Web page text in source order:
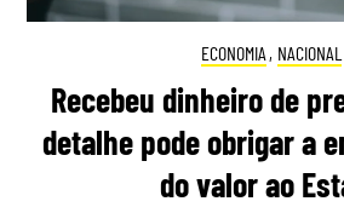
ECONOMIA , NACIONAL
Recebeu dinheiro de
detalhe pode obrigar a
do valor ao